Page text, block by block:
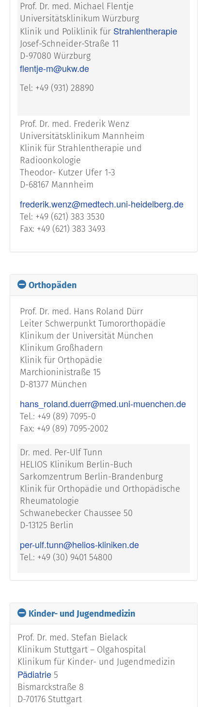
Prof. Dr. med. Michael Flentje
Universitätsklinikum Würzburg
Klinik und Poliklinik für Strahlentherapie
Josef-Schneider-Straße 11
D-97080 Würzburg
flentje-m@ukw.de
Tel: +49 (931) 28890
Prof. Dr. med. Frederik Wenz
Universitätsklinikum Mannheim
Klinik für Strahlentherapie und
Radioonkologie
Theodor- Kutzer Ufer 1-3
D-68167 Mannheim
frederik.wenz@medtech.uni-heidelberg.de
Tel: +49 (621) 383 3530
Fax: +49 (621) 383 3493
Orthopäden
Prof. Dr. med. Hans Roland Dürr
Leiter Schwerpunkt Tumororthopädie
Klinikum der Universität München
Klinikum Großhadern
Klinik für Orthopädie
Marchioninistraße 15
D-81377 München
hans_roland.duerr@med.uni-muenchen.de
Tel.: +49 (89) 7095-0
Fax: +49 (89) 7095-2002
Dr. med. Per-Ulf Tunn
HELIOS Klinikum Berlin-Buch
Sarkomzentrum Berlin-Brandenburg
Klinik für Orthopädie und Orthopädische
Rheumatologie
Schwanebecker Chaussee 50
D-13125 Berlin
per-ulf.tunn@helios-kliniken.de
Tel.: +49 (30) 9401 54800
Kinder- und Jugendmedizin
Prof. Dr. med. Stefan Bielack
Klinikum Stuttgart – Olgahospital
Klinikum für Kinder- und Jugendmedizin
Pädiatrie 5
Bismarckstraße 8
D-70176 Stuttgart